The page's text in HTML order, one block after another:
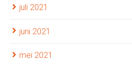
juli 2021
juni 2021
mei 2021